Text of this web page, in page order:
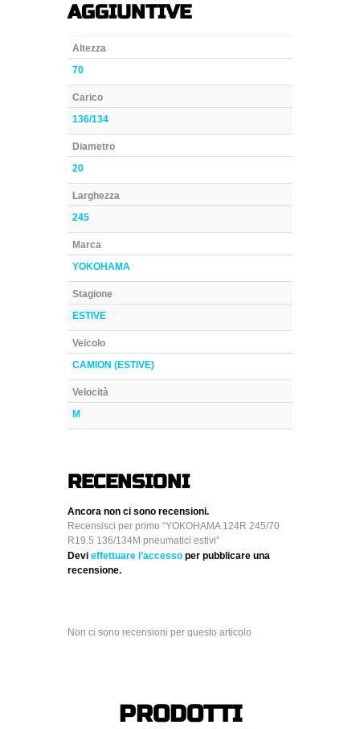
AGGIUNTIVE
Altezza
70
Carico
136/134
Diametro
20
Larghezza
245
Marca
YOKOHAMA
Stagione
ESTIVE
Veicolo
CAMION (ESTIVE)
Velocità
M
RECENSIONI
Ancora non ci sono recensioni.
Recensisci per primo “YOKOHAMA 124R 245/70
R19.5 136/134M pneumatici estivi”
Devi effettuare l’accesso per pubblicare una
recensione.
Non ci sono recensioni per questo articolo
PRODOTTI